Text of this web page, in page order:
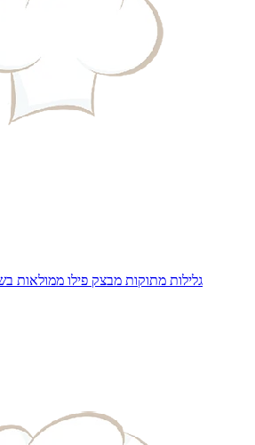
גלילות מתוקות מבצק פילו ממולאות